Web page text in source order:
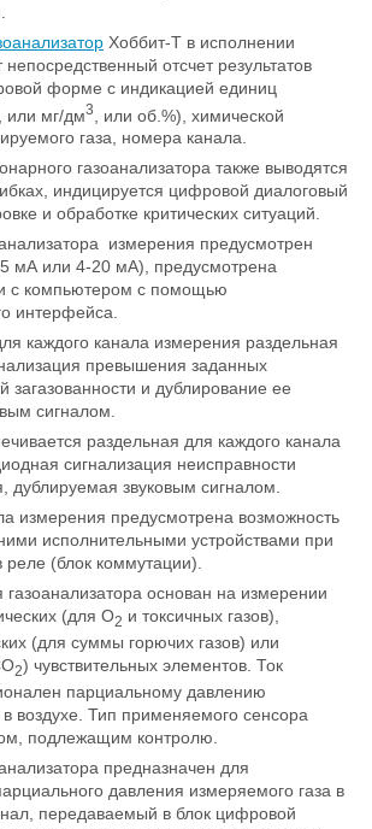
Хоббит-Т в исполнении
непосредственный отсчет результатов
форме с индикацией единиц
, или мг/дм3
, или об.%), химической
газа, номера канала.
газоанализатора также выводятся
индицируется цифровой диалоговый
и обработке критических ситуаций.
измерения предусмотрен
мА или 4-20 мА), предусмотрена
с компьютером с помощью
интерфейса.
каждого канала измерения раздельная
превышения заданных
загазованности и дублирование ее
сигналом.
раздельная для каждого канала
сигнализация неисправности
дублируемая звуковым сигналом.
измерения предусмотрена возможность
исполнительными устройствами при
реле (блок коммутации).
основан на измерении
(для O2 и токсичных газов),
(для суммы горючих газов) или
2) чувствительных элементов. Ток
парциальному давлению
воздухе. Тип применяемого сенсора
подлежащим контролю.
предназначен для
давления измеряемого газа в
передаваемый в блок цифровой